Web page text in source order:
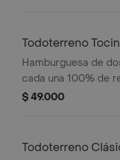
Todoterreno
combo
Hamburguesa de
cada una 100% de
salsa BBQ, tocineta,
tomate y mostaza en
$ 49.000
Todoterreno